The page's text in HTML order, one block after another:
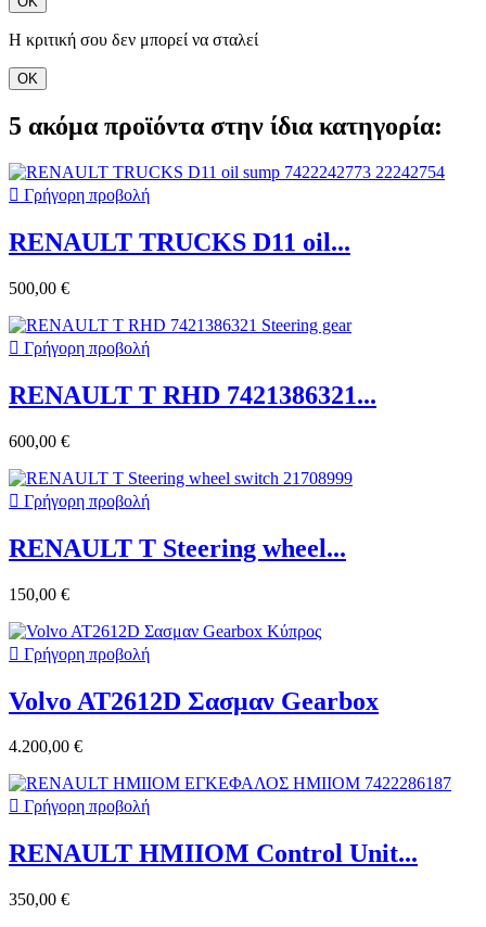
Η κριτική σου δεν μπορεί να σταλεί
ΟΚ
5 ακόμα προϊόντα στην ίδια κατηγορία:
 Γρήγορη προβολή
RENAULT TRUCKS D11 oil...
500,00 €
 Γρήγορη προβολή
RENAULT T RHD 7421386321...
600,00 €
 Γρήγορη προβολή
RENAULT T Steering wheel...
150,00 €
 Γρήγορη προβολή
Volvo AT2612D Σασμαν Gearbox
4.200,00 €
 Γρήγορη προβολή
RENAULT HMIIOM Control Unit...
350,00 €